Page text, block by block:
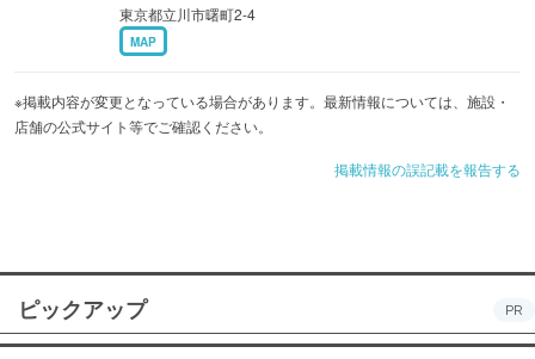
東京都立川市曙町2-4
MAP
※掲載内容が変更となっている場合があります。最新情報については、施設・
店舗の公式サイト等でご確認ください。
掲載情報の誤記載を報告する
ピックアップ PR